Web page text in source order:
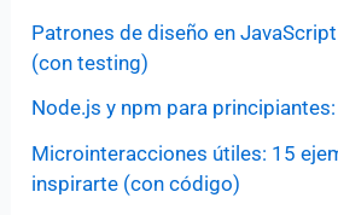
Patrones de diseño en
(con testing)
Node.js y npm para
Microinteracciones útiles: 15
inspirarte (con código)